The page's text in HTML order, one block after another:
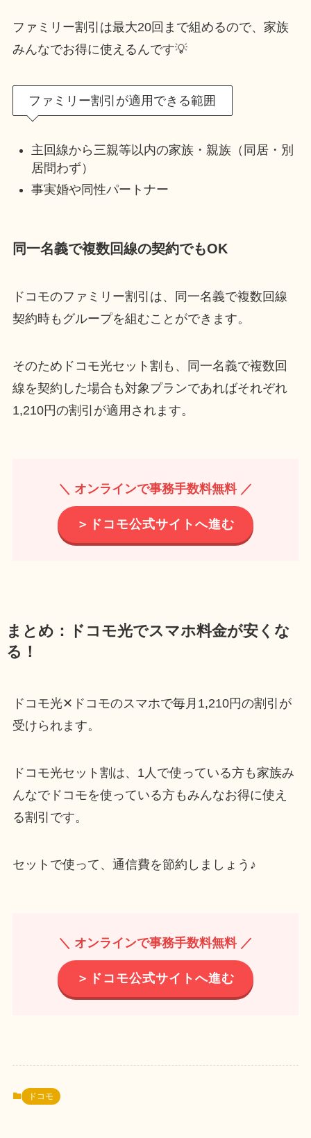
ファミリー割引は最大20回まで組めるので、家族
みんなでお得に使えるんです💡
ファミリー割引が適用できる範囲
主回線から三親等以内の家族・親族（同居・別
居問わず）
事実婚や同性パートナー
同一名義で複数回線の契約でもOK
ドコモのファミリー割引は、同一名義で複数回線
契約時もグループを組むことができます。
そのためドコモ光セット割も、同一名義で複数回
線を契約した場合も対象プランであればそれぞれ
1,210円の割引が適用されます。
＼ オンラインで事務手数料無料 ／
＞ドコモ公式サイトへ進む
まとめ：ドコモ光でスマホ料金が安くな
る！
ドコモ光✕ドコモのスマホで毎月1,210円の割引が
受けられます。
ドコモ光セット割は、1人で使っている方も家族み
んなでドコモを使っている方もみんなお得に使え
る割引です。
セットで使って、通信費を節約しましょう♪
＼ オンラインで事務手数料無料 ／
＞ドコモ公式サイトへ進む
ドコモ